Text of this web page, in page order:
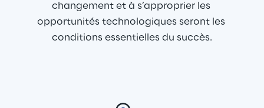
changement et à s’approprier les
opportunités technologiques seront les
conditions essentielles du succès.